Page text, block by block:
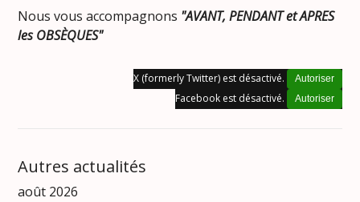
Nous vous accompagnons "AVANT, PENDANT et APRES
les OBSÈQUES"
X (formerly Twitter) est désactivé. Autoriser
Facebook est désactivé. Autoriser
Autres actualités
août 2026